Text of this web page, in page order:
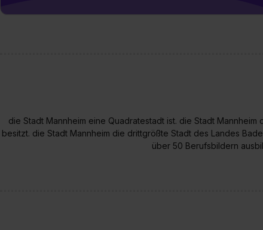
die Stadt Mannheim eine Quadratestadt ist. die Stadt
besitzt. die Stadt Mannheim die drittgrößte Stadt des Landes
über 50 Berufsbildern